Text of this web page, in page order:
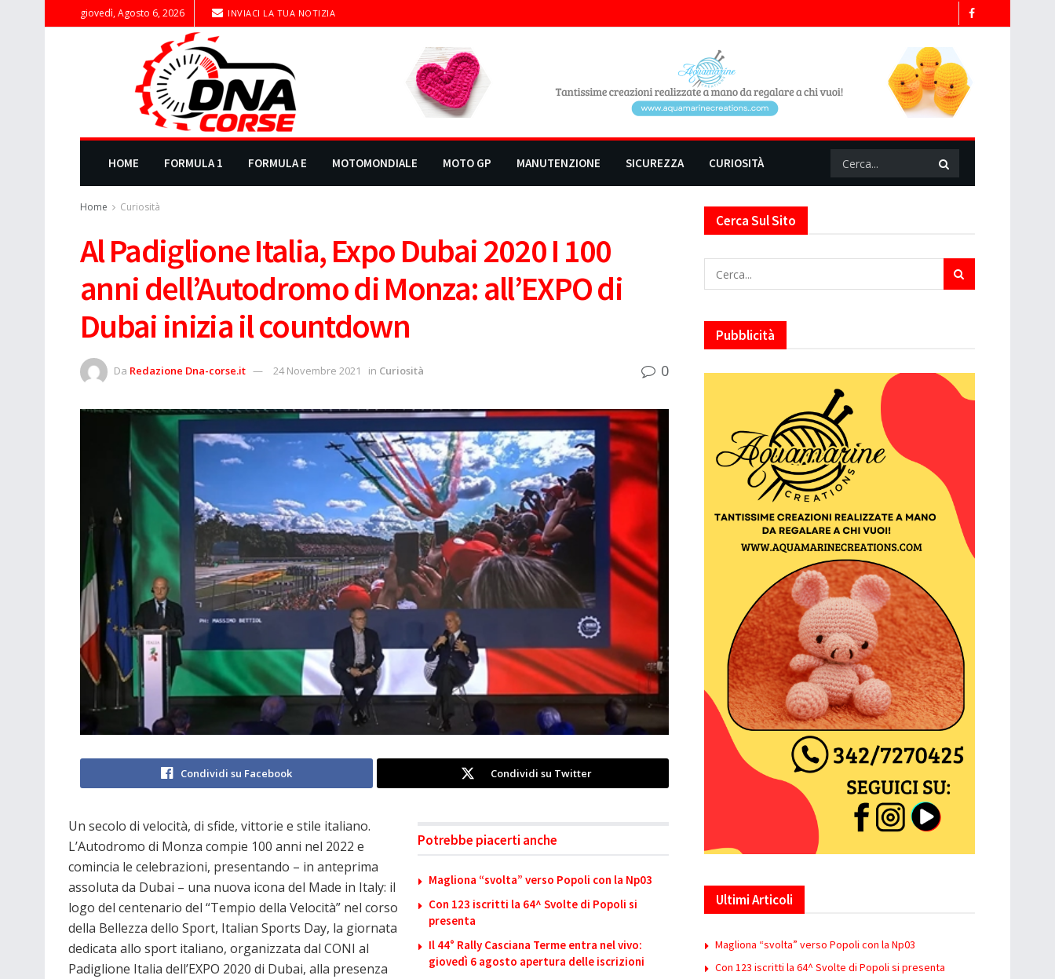
giovedì, Agosto 6, 2026 INVIACI LA TUA NOTIZIA
HOME FORMULA 1 FORMULA E MOTOMONDIALE MOTO GP MANUTENZIONE SICUREZZA CURIOSITÀ
Home Curiosità
Al Padiglione Italia, Expo Dubai 2020 I 100
anni dell’Autodromo di Monza: all’EXPO di
Dubai inizia il countdown
Da Redazione Dna-corse.it 24 Novembre 2021 in Curiosità 0
Condividi su Facebook Condividi su Twitter
Potrebbe piacerti anche
Magliona “svolta” verso Popoli con la Np03
Con 123 iscritti la 64^ Svolte di Popoli si
presenta
Il 44° Rally Casciana Terme entra nel vivo:
giovedì 6 agosto apertura delle iscrizioni
Un secolo di velocità, di sfide, vittorie e stile italiano.
L’Autodromo di Monza compie 100 anni nel 2022 e
comincia le celebrazioni, presentando – in anteprima
assoluta da Dubai – una nuova icona del Made in Italy: il
logo del centenario del “Tempio della Velocità” nel corso
della Bellezza dello Sport, Italian Sports Day, la giornata
dedicata allo sport italiano, organizzata dal CONI al
Padiglione Italia dell’EXPO 2020 di Dubai, alla presenza
Cerca Sul Sito
Pubblicità
Ultimi Articoli
Magliona “svolta” verso Popoli con la Np03
Con 123 iscritti la 64^ Svolte di Popoli si presenta